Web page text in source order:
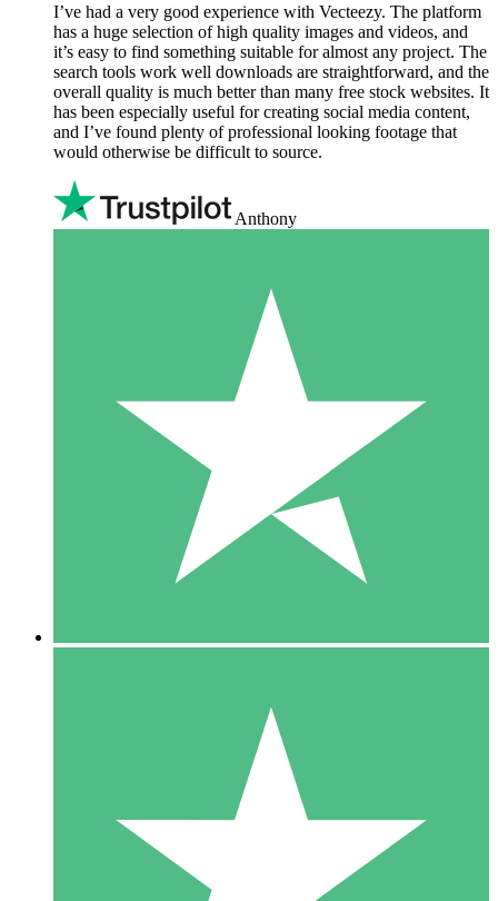
I’ve had a very good experience with Vecteezy. The platform
has a huge selection of high quality images and videos, and
it’s easy to find something suitable for almost any project. The
search tools work well downloads are straightforward, and the
overall quality is much better than many free stock websites. It
has been especially useful for creating social media content,
and I’ve found plenty of professional looking footage that
would otherwise be difficult to source.
Anthony